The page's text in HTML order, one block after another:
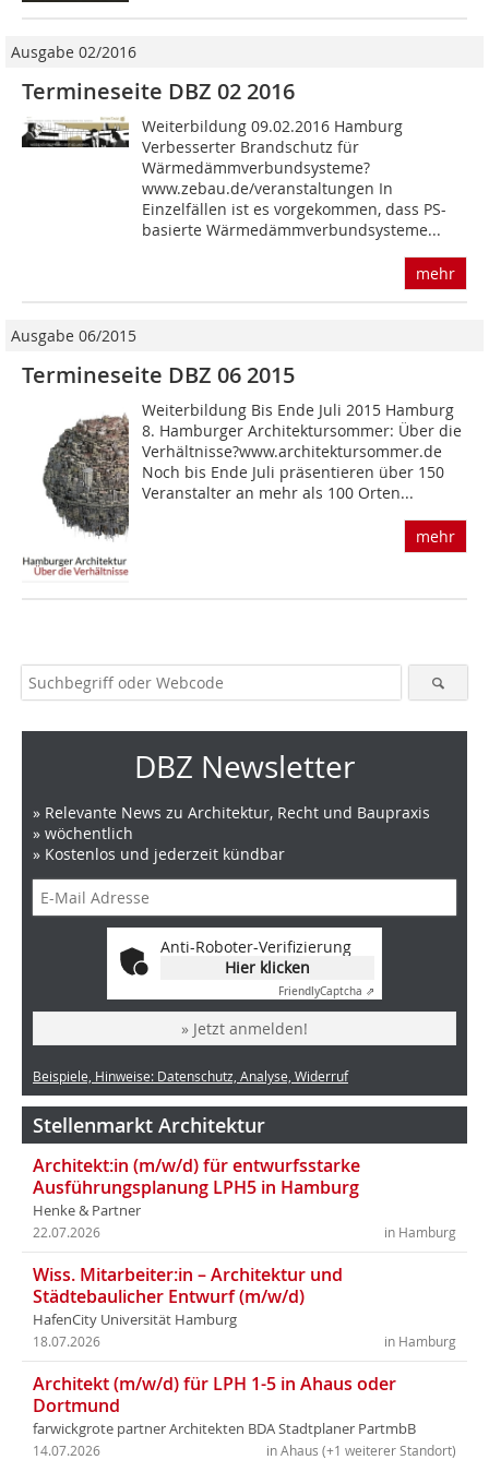
Ausgabe 02/2016
Termineseite DBZ 02 2016
Weiterbildung 09.02.2016 Hamburg
Verbesserter Brandschutz für
Wärmedämmverbundsysteme?
www.zebau.de/veranstaltungen In
Einzelfällen ist es vorgekommen, dass PS-
basierte Wärmedämmverbundsysteme...
mehr
Ausgabe 06/2015
Termineseite DBZ 06 2015
Weiterbildung Bis Ende Juli 2015 Hamburg
8. Hamburger Architektursommer: Über die
Verhältnisse?www.architektursommer.de
Noch bis Ende Juli präsentieren über 150
Veranstalter an mehr als 100 Orten...
mehr
DBZ Newsletter
» Relevante News zu Architektur, Recht und Baupraxis
» wöchentlich
» Kostenlos und jederzeit kündbar
Anti-Roboter-Verifizierung
Hier klicken
FriendlyCaptcha ⇗
» Jetzt anmelden!
Beispiele, Hinweise: Datenschutz, Analyse, Widerruf
Stellenmarkt Architektur
Architekt:in (m/w/d) für entwurfsstarke
Ausführungsplanung LPH5 in Hamburg
Henke & Partner
in Hamburg
22.07.2026
Wiss. Mitarbeiter:in – Architektur und
Städtebaulicher Entwurf (m/w/d)
HafenCity Universität Hamburg
in Hamburg
18.07.2026
Architekt (m/w/d) für LPH 1-5 in Ahaus oder
Dortmund
farwickgrote partner Architekten BDA Stadtplaner PartmbB
in Ahaus (+1 weiterer Standort)
14.07.2026